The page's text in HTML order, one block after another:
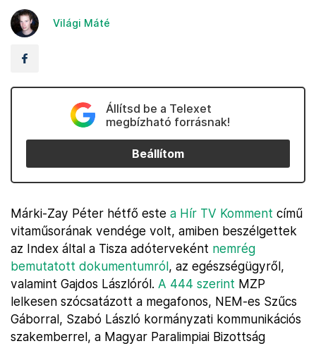
Világi Máté
Állítsd be a Telexet
megbízható forrásnak!
Beállítom
Márki-Zay Péter hétfő este a Hír TV Komment című
vitaműsorának vendége volt, amiben beszélgettek
az Index által a Tisza adóterveként nemrég
bemutatott dokumentumról, az egészségügyről,
valamint Gajdos Lászlóról. A 444 szerint MZP
lelkesen szócsatázott a megafonos, NEM-es Szűcs
Gáborral, Szabó László kormányzati kommunikációs
szakemberrel, a Magyar Paralimpiai Bizottság